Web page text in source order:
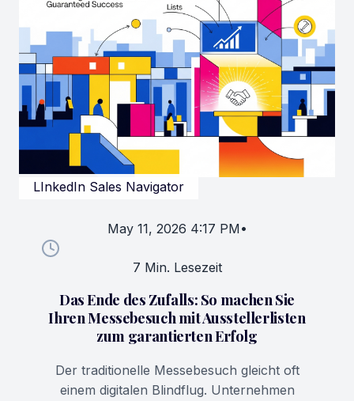
LInkedIn Sales Navigator
May 11, 2026 4:17 PM•
7 Min. Lesezeit
Das Ende des Zufalls: So machen Sie
Ihren Messebesuch mit Ausstellerlisten
zum garantierten Erfolg
Der traditionelle Messebesuch gleicht oft
einem digitalen Blindflug. Unternehmen